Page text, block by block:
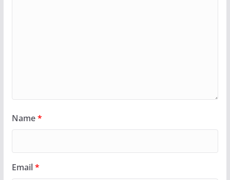
Name*
Email*